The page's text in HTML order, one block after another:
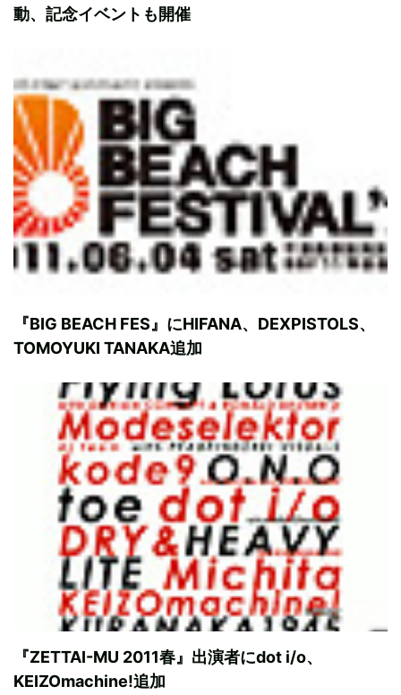
動、記念イベントも開催
『BIG BEACH FES』にHIFANA、DEXPISTOLS、
TOMOYUKI TANAKA追加
『ZETTAI-MU 2011春』出演者にdot i/o、
KEIZOmachine!追加